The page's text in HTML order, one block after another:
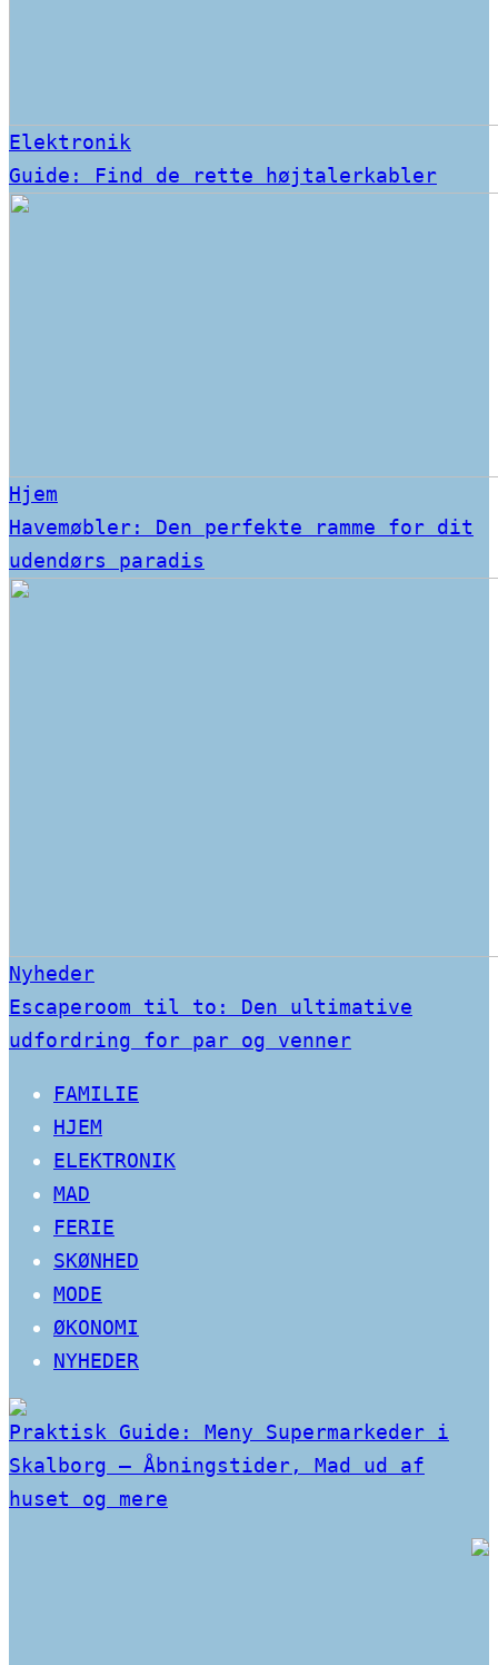
Elektronik
Guide: Find de rette højtalerkabler
Hjem
Havemøbler: Den perfekte ramme for dit
udendørs paradis
Nyheder
Escaperoom til to: Den ultimative
udfordring for par og venner
FAMILIE
HJEM
ELEKTRONIK
MAD
FERIE
SKØNHED
MODE
ØKONOMI
NYHEDER
Praktisk Guide: Meny Supermarkeder i
Skalborg – Åbningstider, Mad ud af
huset og mere